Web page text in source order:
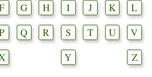
G H I J K
L
Q R S T U
V
Y Z